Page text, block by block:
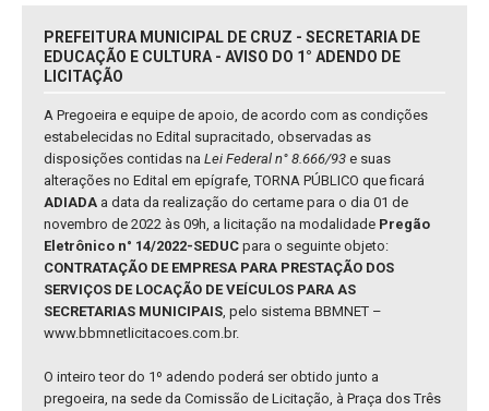
PREFEITURA MUNICIPAL DE CRUZ - SECRETARIA DE
EDUCAÇÃO E CULTURA - AVISO DO 1° ADENDO DE
LICITAÇÃO
A Pregoeira e equipe de apoio, de acordo com as condições
estabelecidas no Edital supracitado, observadas as
disposições contidas na Lei Federal n° 8.666/93 e suas
alterações no Edital em epígrafe, TORNA PÚBLICO que ficará
ADIADA a data da realização do certame para o dia 01 de
novembro de 2022 às 09h, a licitação na modalidade Pregão
Eletrônico n° 14/2022-SEDUC para o seguinte objeto:
CONTRATAÇÃO DE EMPRESA PARA PRESTAÇÃO DOS
SERVIÇOS DE LOCAÇÃO DE VEÍCULOS PARA AS
SECRETARIAS MUNICIPAIS, pelo sistema BBMNET –
www.bbmnetlicitacoes.com.br.
O inteiro teor do 1º adendo poderá ser obtido junto a
pregoeira, na sede da Comissão de Licitação, à Praça dos Três